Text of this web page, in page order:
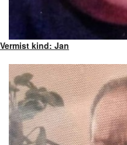
Vermist kind: Jan